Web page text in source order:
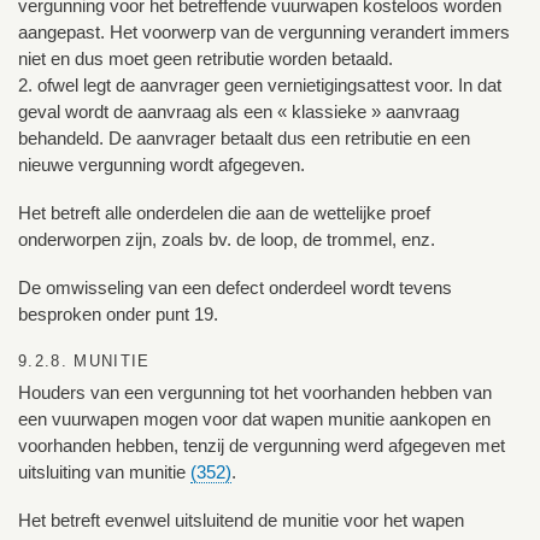
vergunning voor het betreffende vuurwapen kosteloos worden
aangepast. Het voorwerp van de vergunning verandert immers
niet en dus moet geen retributie worden betaald.
2. ofwel legt de aanvrager geen vernietigingsattest voor. In dat
geval wordt de aanvraag als een « klassieke » aanvraag
behandeld. De aanvrager betaalt dus een retributie en een
nieuwe vergunning wordt afgegeven.
Het betreft alle onderdelen die aan de wettelijke proef
onderworpen zijn, zoals bv. de loop, de trommel, enz.
De omwisseling van een defect onderdeel wordt tevens
besproken onder punt 19.
9.2.8. MUNITIE
Houders van een vergunning tot het voorhanden hebben van
een vuurwapen mogen voor dat wapen munitie aankopen en
voorhanden hebben, tenzij de vergunning werd afgegeven met
uitsluiting van munitie (352).
Het betreft evenwel uitsluitend de munitie voor het wapen